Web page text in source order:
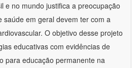
e no mundo justifica a preocupação
saúde em geral devem ter com a
O objetivo desse projeto
educativas com evidências de
para educação permanente na